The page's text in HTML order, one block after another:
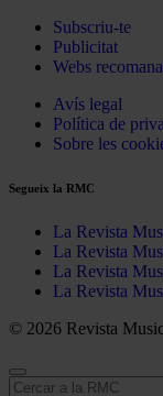
Subscriu-te
Publicitat
Webs
Avís legal
Política de
Sobre les
Segueix la RMC
La Revista
La Revista
La Revista
La Revista
© 2026 Revista